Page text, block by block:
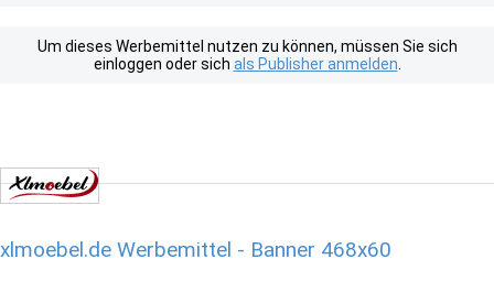
Um dieses Werbemittel nutzen zu können, müssen Sie sich
einloggen oder sich als Publisher anmelden
xlmoebel.de Werbemittel - Banner 468x60